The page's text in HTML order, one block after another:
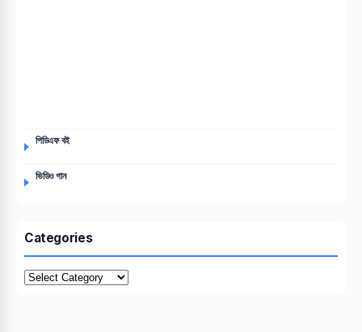
পিডিএফ বই
ভিডিও গান
Categories
Categories